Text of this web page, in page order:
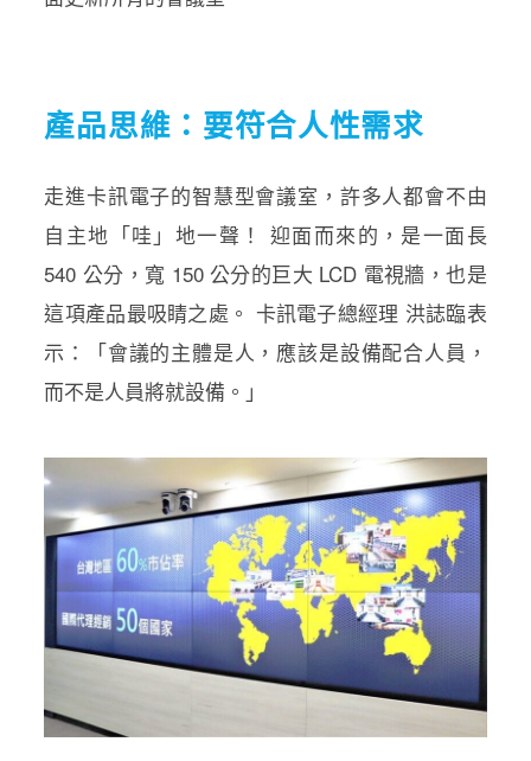
產品思維：要符合人性需求
走進卡訊電子的智慧型會議室，許多人都會不由
自主地「哇」地一聲！ 迎面而來的，是一面長
540 公分，寬 150 公分的巨大 LCD 電視牆，也是
這項產品最吸睛之處。 卡訊電子總經理 洪誌臨表
示：「會議的主體是人，應該是設備配合人員，
而不是人員將就設備。」